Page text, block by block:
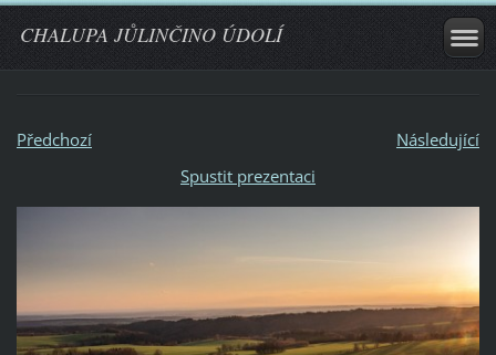
CHALUPA JŮLINČINO ÚDOLÍ
Předchozí
Následující
Spustit prezentaci